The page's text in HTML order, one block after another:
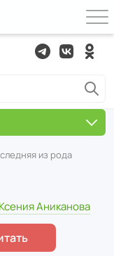
из рода
Ксения Аниканова